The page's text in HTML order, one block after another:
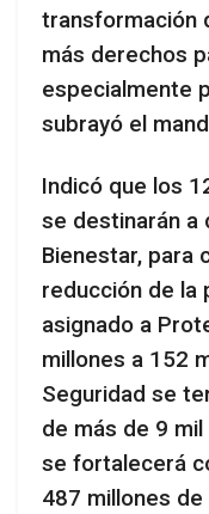
transformación
más derechos
especialmente
subrayó el
Indicó que los
se destinarán a
Bienestar, para
reducción de la
asignado a
millones a 152
Seguridad se
de más de 9
se fortalecerá
487 millones